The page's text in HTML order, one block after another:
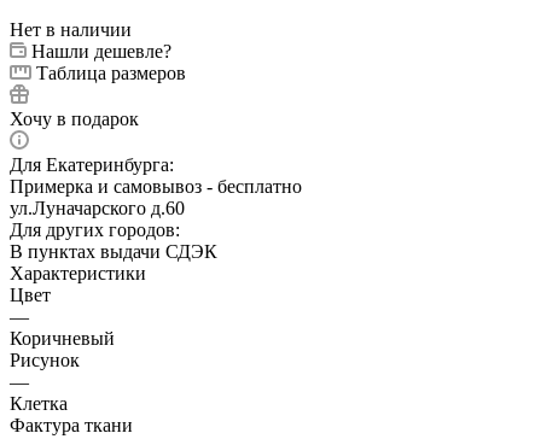
Нет в наличии
Нашли дешевле?
Таблица размеров
Хочу в подарок
Для Екатеринбурга:
Примерка и самовывоз - бесплатно
ул.Луначарского д.60
Для других городов:
В пунктах выдачи СДЭК
Характеристики
Цвет
—
Коричневый
Рисунок
—
Клетка
Фактура ткани